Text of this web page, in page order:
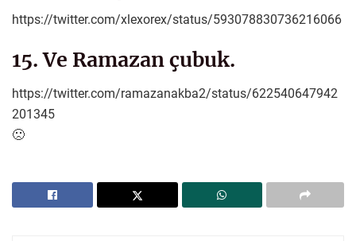
https://twitter.com/xlexorex/status/593078830736216066
15. Ve Ramazan çubuk.
https://twitter.com/ramazanakba2/status/622540647942
201345
🙁